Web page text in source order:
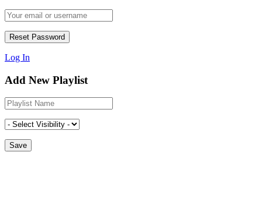
Log In
Add New Playlist